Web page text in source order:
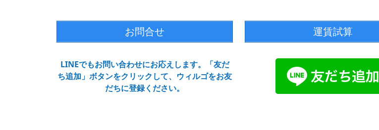
お問合せ 運賃試算
LINEでもお問い合わせにお応えします。「友だ
ち追加」ボタンをクリックして、ウィルゴをお友
だちに登録ください。